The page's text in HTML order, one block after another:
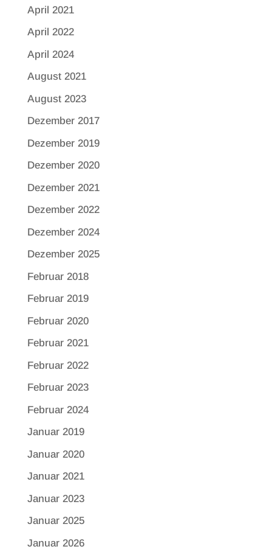
April 2021
April 2022
April 2024
August 2021
August 2023
Dezember 2017
Dezember 2019
Dezember 2020
Dezember 2021
Dezember 2022
Dezember 2024
Dezember 2025
Februar 2018
Februar 2019
Februar 2020
Februar 2021
Februar 2022
Februar 2023
Februar 2024
Januar 2019
Januar 2020
Januar 2021
Januar 2023
Januar 2025
Januar 2026